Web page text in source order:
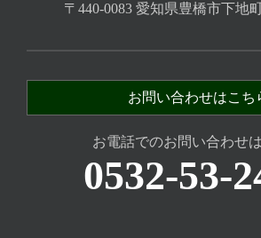
〒440-0083 愛知県豊橋市下地
お問い合わせはこち
お電話でのお問い合わせ
0532-53-